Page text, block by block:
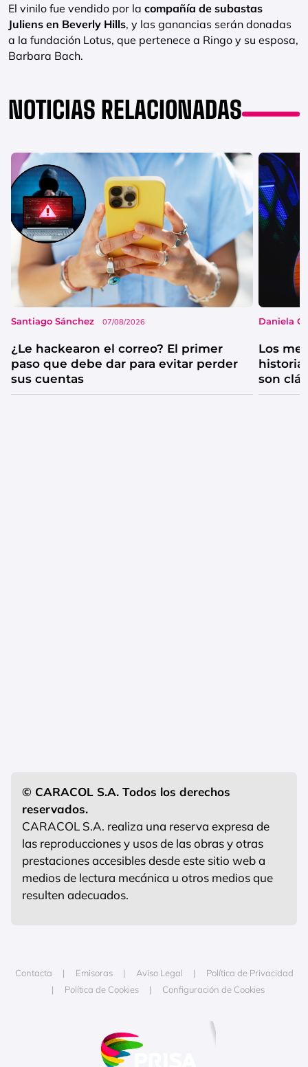
El vinilo fue vendido por la compañía de subastas
Juliens en Beverly Hills, y las ganancias serán donadas
a la fundación Lotus, que pertenece a Ringo y su esposa,
Barbara Bach.
NOTICIAS RELACIONADAS
Santiago Sánchez 07/08/2026
¿Le hackearon el correo? El primer
paso que debe dar para evitar perder
sus cuentas
Daniela
Los
historia
son
© CARACOL S.A. Todos los derechos
reservados.
CARACOL S.A. realiza una reserva expresa de
las reproducciones y usos de las obras y otras
prestaciones accesibles desde este sitio web a
medios de lectura mecánica u otros medios que
resulten adecuados.
Contacta Emisoras Aviso Legal
Política de Privacidad
Política de Cookies
Configuración de Cookies